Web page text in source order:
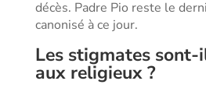
décès. Padre Pio reste le
canonisé à ce jour.
Les stigmates sont-
aux religieux ?